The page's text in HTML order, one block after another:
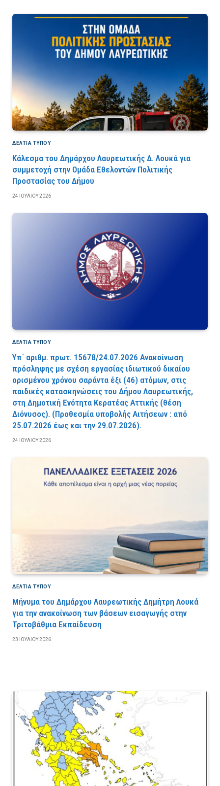
ΔΕΛΤΙΑ ΤΥΠΟΥ
Κάλεσμα του Δημάρχου Λαυρεωτικής Δ. Λουκά για
συμμετοχή στην Ομάδα Εθελοντών Πολιτικής
Προστασίας του Δήμου
24 ΙΟΥΛΊΟΥ 2026
ΔΕΛΤΙΑ ΤΥΠΟΥ
Υπ΄ αριθμ. πρωτ. 15678/24.07.2026 Ανακοίνωση
πρόσληψης με σχέση εργασίας ιδιωτικού δικαίου
ορισμένου χρόνου σαράντα έξι (46) ατόμων, στις
παιδικές κατασκηνώσεις του Δήμου Λαυρεωτικής,
στη Δημοτική Ενότητα Κερατέας Αττικής (θέση
Διόνυσος). (Προθεσμία υποβολής Αιτήσεων : από
25.07.2026 έως και την 29.07.2026).
24 ΙΟΥΛΊΟΥ 2026
ΔΕΛΤΙΑ ΤΥΠΟΥ
Μήνυμα του Δημάρχου Λαυρεωτικής Δημήτρη Λουκά
για την ανακοίνωση των βάσεων εισαγωγής στην
Τριτοβάθμια Εκπαίδευση
23 ΙΟΥΛΊΟΥ 2026